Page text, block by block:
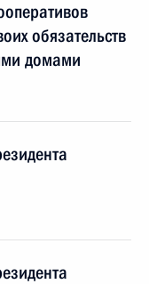
обязательств
домами